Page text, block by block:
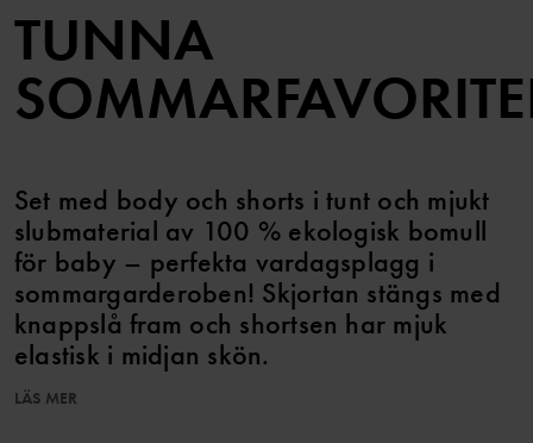
TUNNA
Set med body och shorts i tunt och mjukt
slubmaterial av 100 % ekologisk bomull
för baby – perfekta vardagsplagg i
sommargarderoben! Skjortan stängs med
knappslå fram och shortsen har mjuk
elastisk i midjan skön.
LÄS MER